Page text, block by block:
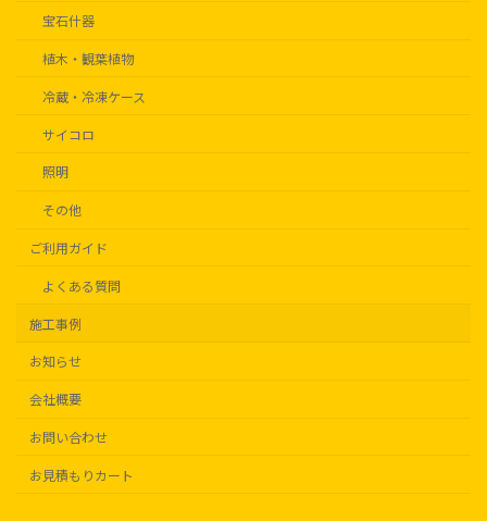
宝石什器
植木・観葉植物
冷蔵・冷凍ケース
サイコロ
照明
その他
ご利用ガイド
よくある質問
施工事例
お知らせ
会社概要
お問い合わせ
お見積もりカート